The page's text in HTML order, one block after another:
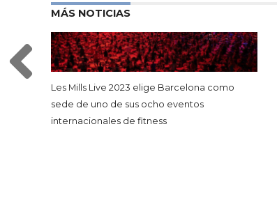
MÁS NOTICIAS
Les Mills Live 2023 elige Barcelona como
sede de uno de sus ocho eventos
internacionales de fitness